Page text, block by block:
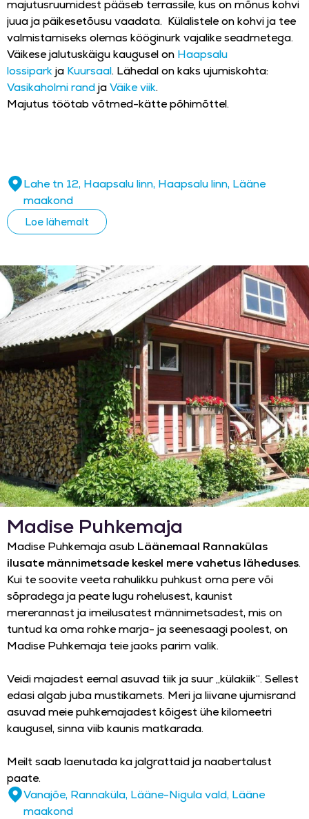
majutusruumidest pääseb terrassile, kus on mõnus kohvi
juua ja päikesetõusu vaadata. Külalistele on kohvi ja tee
valmistamiseks olemas kööginurk vajalike seadmetega.
Väikese jalutuskäigu kaugusel on Haapsalu
lossiparkja Kuursaal. Lähedal on kaks ujumiskohta:
Vasikaholmi randjaVäike viik.
Majutus töötab võtmed-kätte põhimõttel.
Lahe tn 12, Haapsalu linn, Haapsalu linn, Lääne
maakond
Loe lähemalt
Madise Puhkemaja
Madise Puhkemaja asub Läänemaal Rannakülas
ilusate männimetsade keskel mere vahetus läheduses.
Kui te soovite veeta rahulikku puhkust oma pere või
sõpradega ja peate lugu rohelusest, kaunist
mererannast ja imeilusatest männimetsadest, mis on
tuntud ka oma rohke marja- ja seenesaagi poolest, on
Madise Puhkemaja teie jaoks parim valik.
Veidi majadest eemal asuvad tiik ja suur „külakiik“. Sellest
edasi algab juba mustikamets. Meri ja liivane ujumisrand
asuvad meie puhkemajadest kõigest ühe kilomeetri
kaugusel, sinna viib kaunis matkarada.
Meilt saab laenutada ka jalgrattaid ja naabertalust
paate.
Vanajõe, Rannaküla, Lääne-Nigula vald, Lääne
maakond